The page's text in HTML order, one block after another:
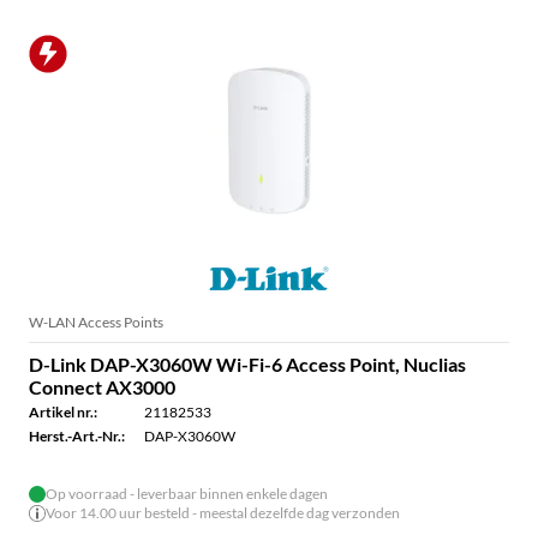
W-LAN Access Points
D-Link DAP-X3060W Wi-Fi-6 Access Point, Nuclias
Connect AX3000
Artikel nr.:
21182533
Herst.-Art.-Nr.:
DAP-X3060W
Op voorraad - leverbaar binnen enkele dagen
Voor 14.00 uur besteld - meestal dezelfde dag verzonden